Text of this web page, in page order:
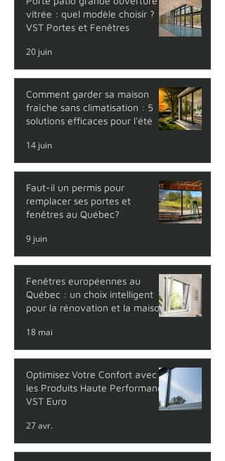
vitrée : quel modèle choisir ?
VST Portes et Fenêtres
20 juin
Comment garder sa maison
fraîche sans climatisation : 5
solutions efficaces pour l'été
14 juin
Faut-il un permis pour
remplacer ses portes et
fenêtres au Québec?
9 juin
Fenêtres européennes au
Québec : un choix intelligent
pour la rénovation et la maison
18 mai
Optimisez Votre Confort avec
les Produits Haute Performance
VST Euro
27 avr.